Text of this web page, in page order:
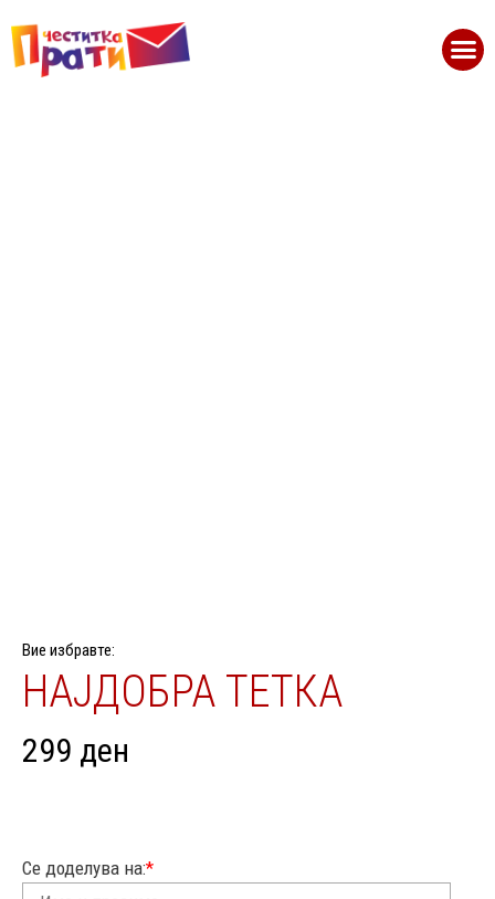
Вие избравте:
НАЈДОБРА ТЕТКА
299 ден
Се доделува на:*